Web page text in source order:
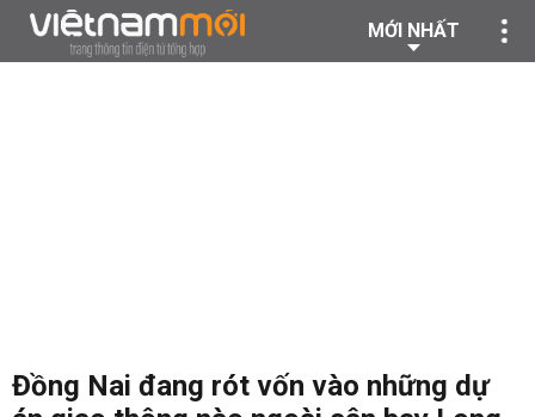
MỚI NHẤT
Đồng Nai đang rót vốn vào những dự